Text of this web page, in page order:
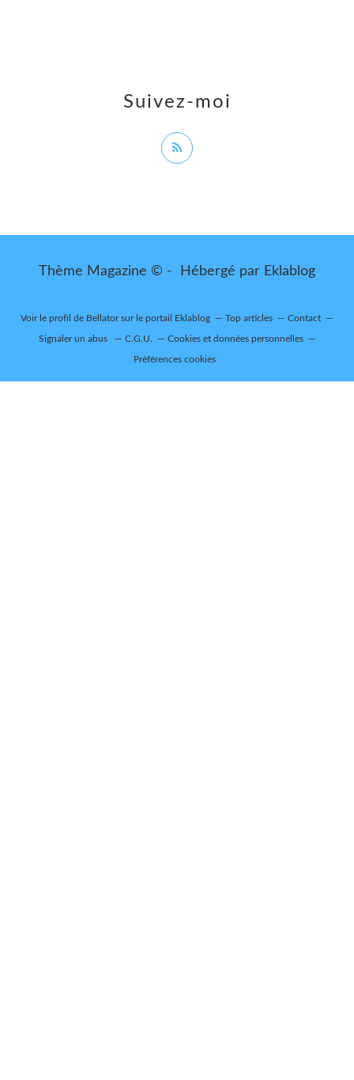
Suivez-moi
Thème Magazine © - Hébergé par Eklablog
Voir le profil de Bellatorsur le portail Eklablog Top articles Contact
Signaler un abus C.G.U. Cookies et données personnelles
Préférences cookies